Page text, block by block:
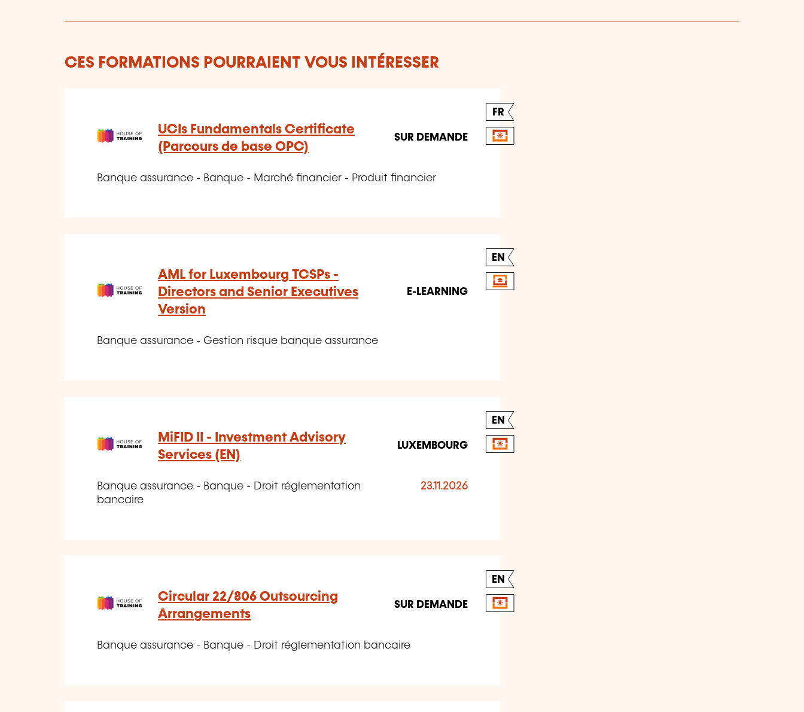
CES FORMATIONS POURRAIENT VOUS INTÉRESSER
FR
UCIs Fundamentals Certificate
(Parcours de base OPC)
SUR DEMANDE
Banque assurance - Banque - Marché financier - Produit financier
EN
AML for Luxembourg TCSPs -
Directors and Senior Executives
Version
E-LEARNING
Banque assurance - Gestion risque banque assurance
EN
MiFID II - Investment Advisory
Services (EN)
LUXEMBOURG
Banque assurance - Banque - Droit réglementation
bancaire
23.11.2026
EN
Circular 22/806 Outsourcing
Arrangements
SUR DEMANDE
Banque assurance - Banque - Droit réglementation bancaire